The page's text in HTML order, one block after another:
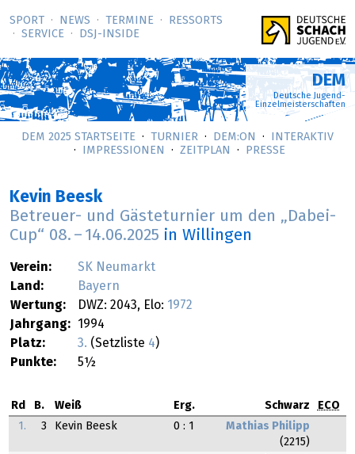
SPORT NEWS TERMINE
RESSORTS
SERVICE
DSJ-­INSIDE
DEM
Deutsche Jugend-
Einzelmeisterschaften
DEM 2025 STARTSEITE TURNIER DEM:ON
INTERAKTIV
IMPRESSIONEN
ZEITPLAN PRESSE
Kevin Beesk
Betreuer- und Gästeturnier um den „Dabei-
Cup“ 08. – 14.06.2025 in Willingen
Verein:
SK Neumarkt
Land:
Bayern
Wertung:
DWZ: 2043, Elo: 1972
Jahrgang:
1994
Platz:
3. (Setzliste 4)
Punkte:
5½
Rd B. Weiß Erg. Schwarz
ECO
1.
3 Kevin Beesk 0 : 1
Mathias Philipp
(2215)